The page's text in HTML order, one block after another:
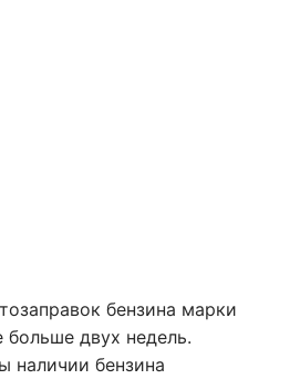
бензина марки
двух недель.
наличии бензина